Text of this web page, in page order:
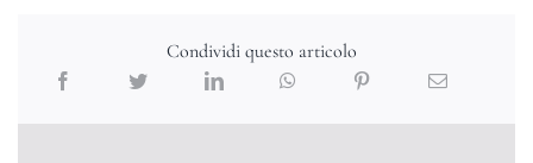
Newsletter
Condividi questo articolo